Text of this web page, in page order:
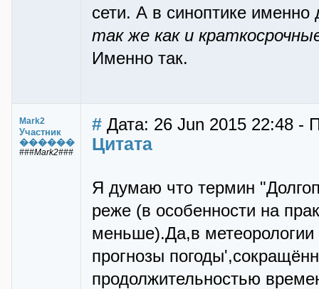
сети. А в синоптике
так же как и
Именно так.
Mark2
Участник
������
###Mark2###
# Дата: 26 Jun 2015 22:48 -
Цитата
Я думаю что термин
реже (в особенности на
меньше).Да,в метеорологии
прогнозы
продолжительностью